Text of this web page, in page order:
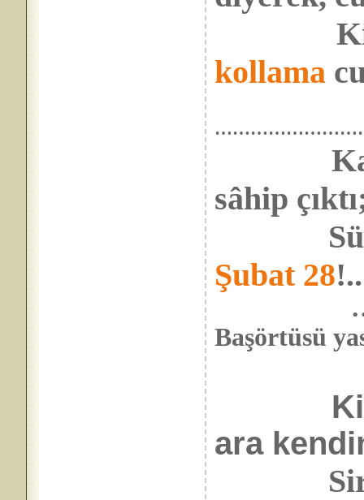
Kime
kollama
sâhip
Şubat 28!..
………….
Başörtüsü
ara
Sirke